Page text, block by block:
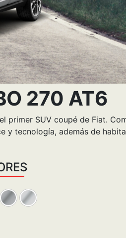
270 AT6
primer SUV coupé de Fiat.
y tecnología, además de